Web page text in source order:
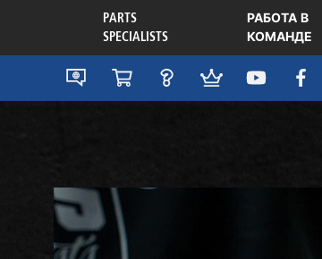
PARTS
SPECIALISTS
РАБОТА В
КОМАНДЕ